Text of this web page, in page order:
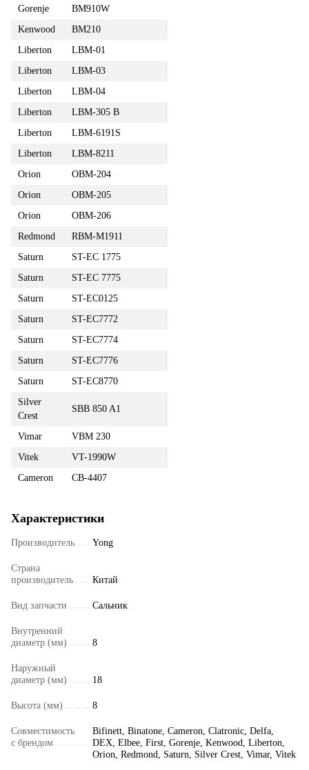
Gorenje
BM910W
Kenwood
BM210
Liberton
LBM-01
Liberton
LBM-03
Liberton
LBM-04
Liberton
LBM-305 B
Liberton
LBM-6191S
Liberton
LBM-8211
Orion
OBM-204
Orion
OBM-205
Orion
OBM-206
Redmond
RBM-M1911
Saturn
ST-EC 1775
Saturn
ST-EC 7775
Saturn
ST-EC0125
Saturn
ST-EC7772
Saturn
ST-EC7774
Saturn
ST-EC7776
Saturn
ST-EC8770
Silver
Crest
SBB 850 A1
Vimar
VBM 230
Vitek
VT-1990W
Cameron
CB-4407
Характеристики
Производитель Yong
Страна
производитель
Китай
Вид запчасти Сальник
Внутренний
диаметр (мм)
8
Наружный
диаметр (мм)
18
Высота (мм) 8
Совместимость
с брендом
Bifinett, Binatone, Cameron, Clatronic, Delfa,
DEX, Elbee, First, Gorenje, Kenwood, Liberton,
Orion, Redmond, Saturn, Silver Crest, Vimar, Vitek